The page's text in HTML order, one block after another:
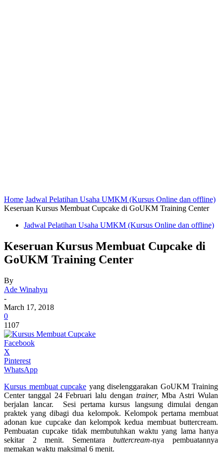
Home Jadwal Pelatihan Usaha UMKM (Kursus Online dan offline)
Keseruan Kursus Membuat Cupcake di GoUKM Training Center
Jadwal Pelatihan Usaha UMKM (Kursus Online dan offline)
Keseruan Kursus Membuat Cupcake di
GoUKM Training Center
By
Ade Winahyu
-
March 17, 2018
0
1107
Facebook
X
Pinterest
WhatsApp
Kursus membuat cupcake yang diselenggarakan GoUKM Training
Center tanggal 24 Februari lalu dengan trainer, Mba Astri Wulan
berjalan lancar. Sesi pertama kursus langsung dimulai dengan
praktek yang dibagi dua kelompok. Kelompok pertama membuat
adonan kue cupcake dan kelompok kedua membuat buttercream.
Pembuatan cupcake tidak membutuhkan waktu yang lama hanya
sekitar 2 menit. Sementarabuttercream-nya pembuatannya
memakan waktu maksimal 6 menit.